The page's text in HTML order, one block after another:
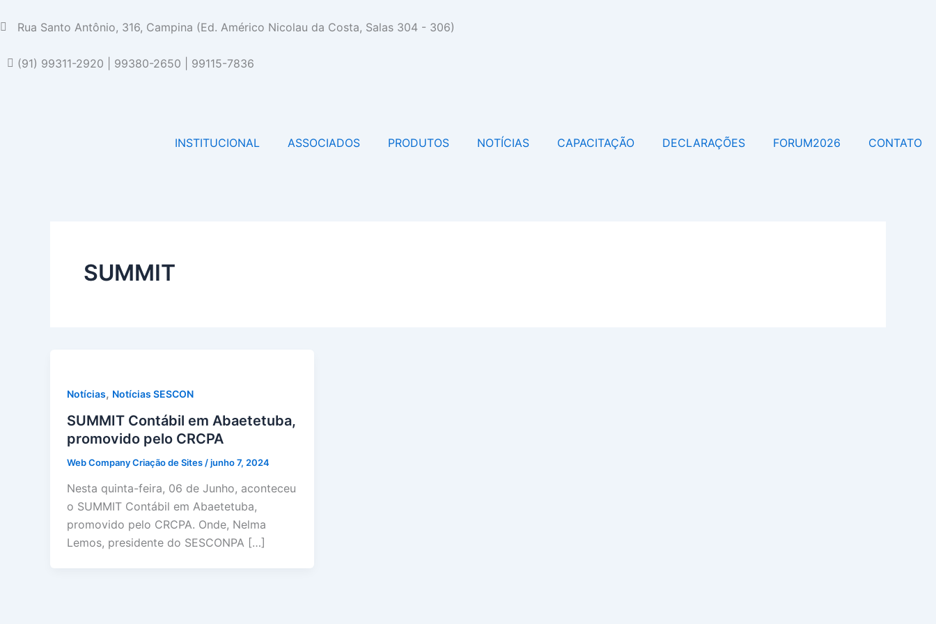
para
conteúdo
Rua Santo Antônio, 316, Campina (Ed. Américo Nicolau da Costa, Salas 304 - 306)
(91) 99311-2920 | 99380-2650 | 99115-7836
INSTITUCIONAL ASSOCIADOS PRODUTOS NOTÍCIAS CAPACITAÇÃO DECLARAÇÕES FORUM2026 CONTATO
SUMMIT
Notícias, Notícias SESCON
SUMMIT Contábil em Abaetetuba,
promovido pelo CRCPA
Web Company Criação de Sites /junho 7, 2024
Nesta quinta-feira, 06 de Junho, aconteceu
o SUMMIT Contábil em Abaetetuba,
promovido pelo CRCPA. Onde, Nelma
Lemos, presidente do SESCONPA […]